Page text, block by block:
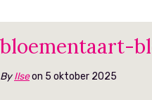
bloementaart-
ByIlseon 5 oktober 2025